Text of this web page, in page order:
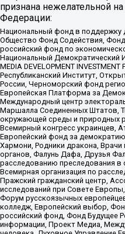
признана нежелательной
Федерации:
Национальный фонд в поддержку
Общество Фонд Содействия,
российский фонд по
Национальный Демократический
MEDIA DEVELOPMENT
Республиканский Институт,
России, Черноморский фонд
Европейская Платформа за
Международный центр
Маршалла Соединенных Штатов,
окружающей среды и природных
Всемирный конгресс украинцев,
Европейский фонд за
Хармони, Родники дракона, Врачи
органов, Фалунь Дафа, Друзья
расследованию преследования в
Всемирная организация по
Пражский гражданский центр,
исследований при Совете
Форум русскоязычных
колледж, Европейский выбор,
российский фонд, Фонд Будущее
информации, Проект Медиа,